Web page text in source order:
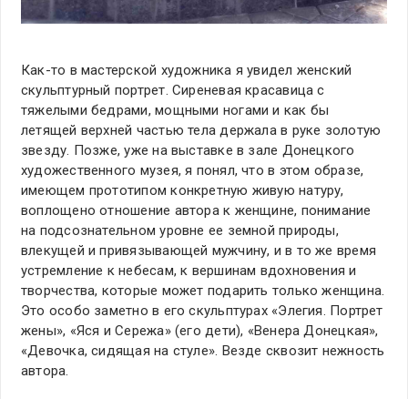
Как-то в мастерской художника я увидел женский
скульптурный портрет. Сиреневая красавица с
тяжелыми бедрами, мощными ногами и как бы
летящей верхней частью тела держала в руке золотую
звезду. Позже, уже на выставке в зале Донецкого
художественного музея, я понял, что в этом образе,
имеющем прототипом конкретную живую натуру,
воплощено отношение автора к женщине, понимание
на подсознательном уровне ее земной природы,
влекущей и привязывающей мужчину, и в то же время
устремление к небесам, к вершинам вдохновения и
творчества, которые может подарить только женщина.
Это особо заметно в его скульптурах «Элегия. Портрет
жены», «Яся и Сережа» (его дети), «Венера Донецкая»,
«Девочка, сидящая на стуле». Везде сквозит нежность
автора.